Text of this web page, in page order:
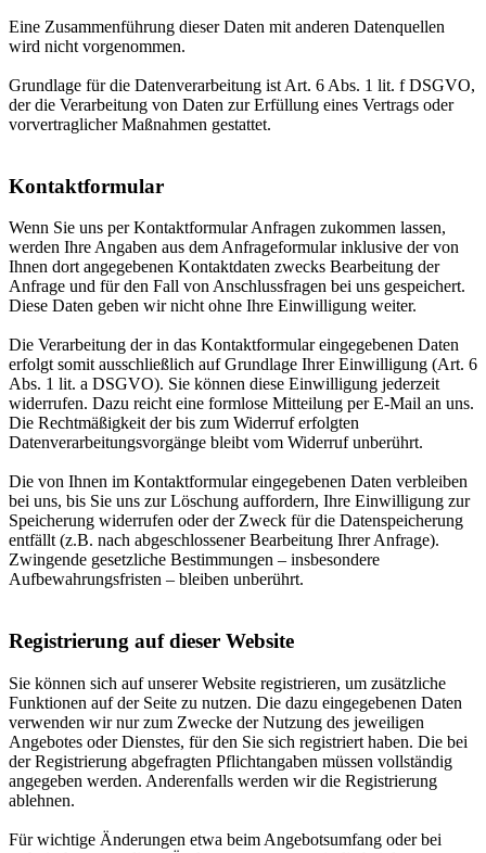
Eine Zusammenführung dieser Daten mit anderen Datenquellen
wird nicht vorgenommen.
Grundlage für die Datenverarbeitung ist Art. 6 Abs. 1 lit. f DSGVO,
der die Verarbeitung von Daten zur Erfüllung eines Vertrags oder
vorvertraglicher Maßnahmen gestattet.
Kontaktformular
Wenn Sie uns per Kontaktformular Anfragen zukommen lassen,
werden Ihre Angaben aus dem Anfrageformular inklusive der von
Ihnen dort angegebenen Kontaktdaten zwecks Bearbeitung der
Anfrage und für den Fall von Anschlussfragen bei uns gespeichert.
Diese Daten geben wir nicht ohne Ihre Einwilligung weiter.
Die Verarbeitung der in das Kontaktformular eingegebenen Daten
erfolgt somit ausschließlich auf Grundlage Ihrer Einwilligung (Art. 6
Abs. 1 lit. a DSGVO). Sie können diese Einwilligung jederzeit
widerrufen. Dazu reicht eine formlose Mitteilung per E-Mail an uns.
Die Rechtmäßigkeit der bis zum Widerruf erfolgten
Datenverarbeitungsvorgänge bleibt vom Widerruf unberührt.
Die von Ihnen im Kontaktformular eingegebenen Daten verbleiben
bei uns, bis Sie uns zur Löschung auffordern, Ihre Einwilligung zur
Speicherung widerrufen oder der Zweck für die Datenspeicherung
entfällt (z.B. nach abgeschlossener Bearbeitung Ihrer Anfrage).
Zwingende gesetzliche Bestimmungen – insbesondere
Aufbewahrungsfristen – bleiben unberührt.
Registrierung auf dieser Website
Sie können sich auf unserer Website registrieren, um zusätzliche
Funktionen auf der Seite zu nutzen. Die dazu eingegebenen Daten
verwenden wir nur zum Zwecke der Nutzung des jeweiligen
Angebotes oder Dienstes, für den Sie sich registriert haben. Die bei
der Registrierung abgefragten Pflichtangaben müssen vollständig
angegeben werden. Anderenfalls werden wir die Registrierung
ablehnen.
Für wichtige Änderungen etwa beim Angebotsumfang oder bei